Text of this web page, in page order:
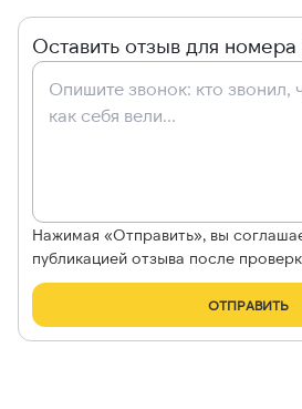
Оставить отзыв для
Нажимая «Отправить», вы
публикацией отзыва после
ОТПРАВИТЬ